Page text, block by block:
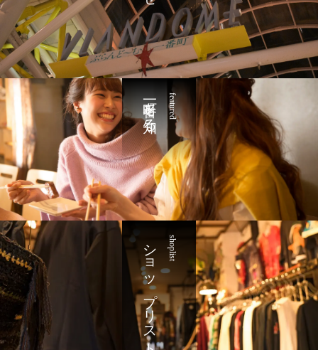
featured
一番町を知る
shoplist
ショップリスト